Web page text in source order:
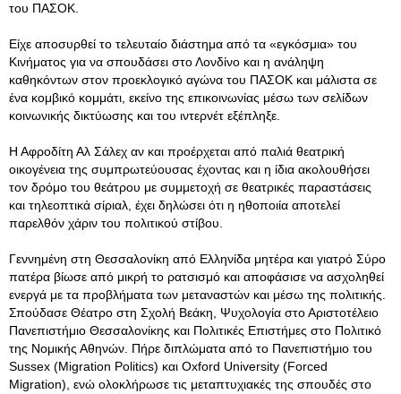
του ΠΑΣΟΚ.
Είχε αποσυρθεί το τελευταίο διάστημα από τα «εγκόσμια» του
Κινήματος για να σπουδάσει στο Λονδίνο και η ανάληψη
καθηκόντων στον προεκλογικό αγώνα του ΠΑΣΟΚ και μάλιστα σε
ένα κομβικό κομμάτι, εκείνο της επικοινωνίας μέσω των σελίδων
κοινωνικής δικτύωσης και του ιντερνέτ εξέπληξε.
Η Αφροδίτη Αλ Σάλεχ αν και προέρχεται από παλιά θεατρική
οικογένεια της συμπρωτεύουσας έχοντας και η ίδια ακολουθήσει
τον δρόμο του θεάτρου με συμμετοχή σε θεατρικές παραστάσεις
και τηλεοπτικά σίριαλ, έχει δηλώσει ότι η ηθοποιία αποτελεί
παρελθόν χάριν του πολιτικού στίβου.
Γεννημένη στη Θεσσαλονίκη από Ελληνίδα μητέρα και γιατρό Σύρο
πατέρα βίωσε από μικρή το ρατσισμό και αποφάσισε να ασχοληθεί
ενεργά με τα προβλήματα των μεταναστών και μέσω της πολιτικής.
Σπούδασε Θέατρο στη Σχολή Βεάκη, Ψυχολογία στο Αριστοτέλειο
Πανεπιστήμιο Θεσσαλονίκης και Πολιτικές Επιστήμες στο Πολιτικό
της Νομικής Αθηνών. Πήρε διπλώματα από το Πανεπιστήμιο του
Sussex (Migration Politics) και Oxford University (Forced
Migration), ενώ ολοκλήρωσε τις μεταπτυχιακές της σπουδές στο